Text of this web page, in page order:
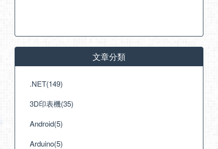
文章分類
.NET(149)
3D印表機(35)
Android(5)
Arduino(5)